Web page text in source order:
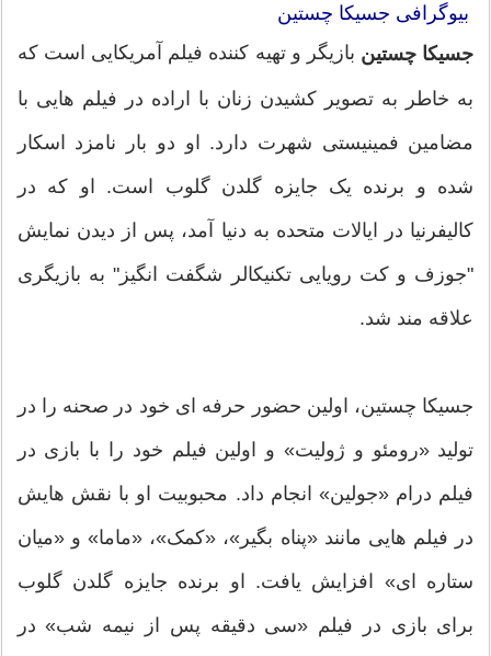
بیوگرافی جسیکا چستین
جسیکا چستین بازیگر و تهیه کننده فیلم آمریکایی است که
به خاطر به تصویر کشیدن زنان با اراده در فیلم هایی با
مضامین فمینیستی شهرت دارد. او دو بار نامزد اسکار
شده و برنده یک جایزه گلدن گلوب است. او که در
کالیفرنیا در ایالات متحده به دنیا آمد، پس از دیدن نمایش
"جوزف و کت رویایی تکنیکالر شگفت انگیز" به بازیگری
علاقه مند شد.
جسیکا چستین، اولین حضور حرفه ای خود در صحنه را در
تولید «رومئو و ژولیت» و اولین فیلم خود را با بازی در
فیلم درام «جولین» انجام داد. محبوبیت او با نقش هایش
در فیلم هایی مانند «پناه بگیر»، «کمک»، «ماما» و «میان
ستاره ای» افزایش یافت. او برنده جایزه گلدن گلوب
برای بازی در فیلم «سی دقیقه پس از نیمه شب» در